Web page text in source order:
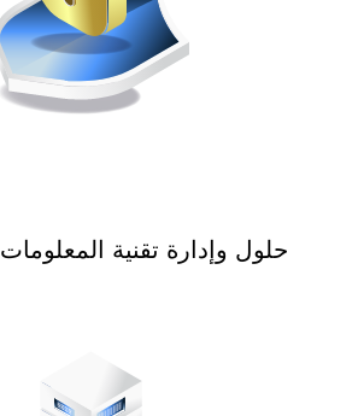
حلول وإدارة تقنية المعلومات